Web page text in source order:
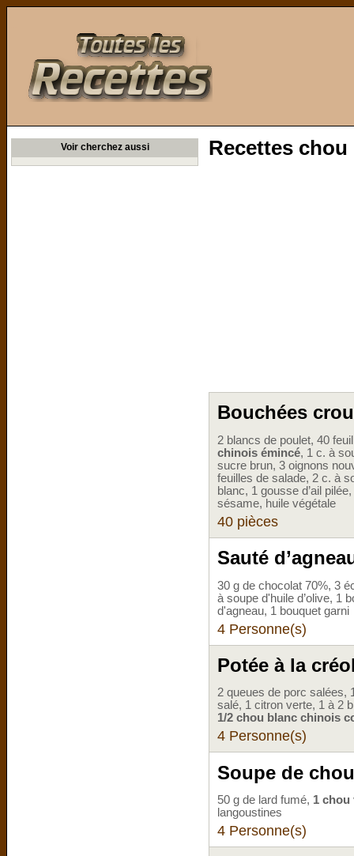
Voir cherchez aussi Recettes
Bouchées
2 blancs de poulet, 40
chinois émincé, 1 c. à
sucre brun, 3 oignons
feuilles de salade, 2 c. à
blanc, 1 gousse d’ail
sésame, huile végétale
40 pièces
Sauté
30 g de chocolat 70%, 3
à soupe d'huile d’olive, 1
d'agneau, 1 bouquet garni
4 Personne(s)
Potée à la
2 queues de porc salées,
salé, 1 citron verte, 1 à 2
1/2 chou blanc chinois
4 Personne(s)
Soupe de
50 g de lard fumé, 1 chou
langoustines
4 Personne(s)